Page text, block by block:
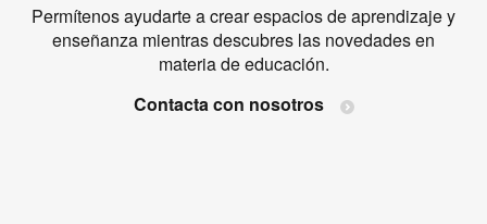
Permítenos ayudarte a crear espacios de aprendizaje y
enseñanza mientras descubres las novedades en
materia de educación.
Contacta con nosotros